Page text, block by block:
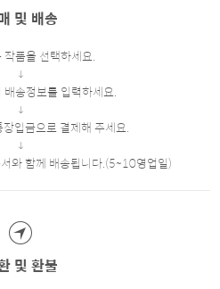
및 배송
작품을 선택하세요.
송정보를 입력하세요.
입금으로 결제해 주세요.
와 함께 배송됩니다.(5~10영업일)
및 환불